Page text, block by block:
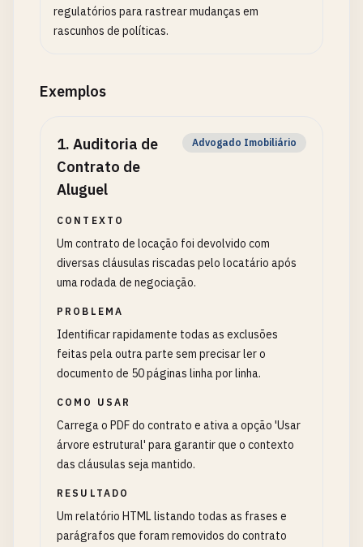
regulatórios para rastrear mudanças em
rascunhos de políticas.
Exemplos
1. Auditoria de
Contrato de
Aluguel
Advogado Imobiliário
CONTEXTO
Um contrato de locação foi devolvido com
diversas cláusulas riscadas pelo locatário após
uma rodada de negociação.
PROBLEMA
Identificar rapidamente todas as exclusões
feitas pela outra parte sem precisar ler o
documento de 50 páginas linha por linha.
COMO USAR
Carrega o PDF do contrato e ativa a opção 'Usar
árvore estrutural' para garantir que o contexto
das cláusulas seja mantido.
RESULTADO
Um relatório HTML listando todas as frases e
parágrafos que foram removidos do contrato